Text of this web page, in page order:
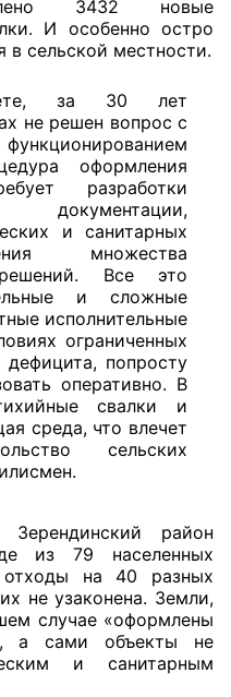
3432 новые
И особенно остро
в сельской местности.
за 30 лет
не решен вопрос с
оформления
разработки
документации,
и санитарных
множества
Все это
и сложные
исполнительные
ограниченных
попросту
оперативно. В
свалки и
среда, что влечет
сельских
район
из 79 населенных
отходы на 40 разных
не узаконена. Земли,
случае «оформлены
а сами объекты не
и санитарным